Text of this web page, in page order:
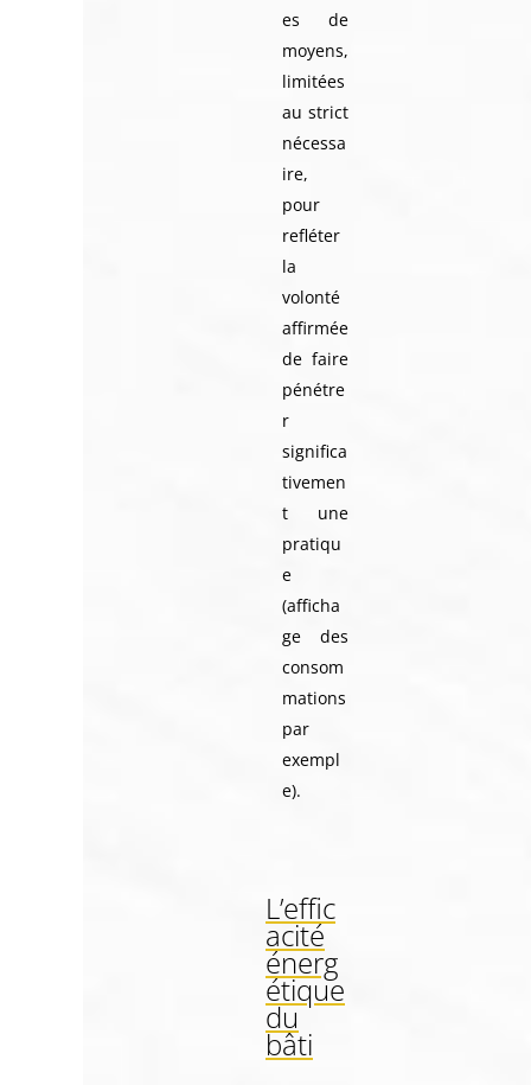
es de
moyens,
limitées
au strict
nécessa
ire,
pour
refléter
la
volonté
affirmée
de faire
pénétre
r
significa
tivemen
t une
pratiqu
e
(afficha
ge des
consom
mations
par
exempl
e).
L’effic
acité
énerg
étique
du
bâti